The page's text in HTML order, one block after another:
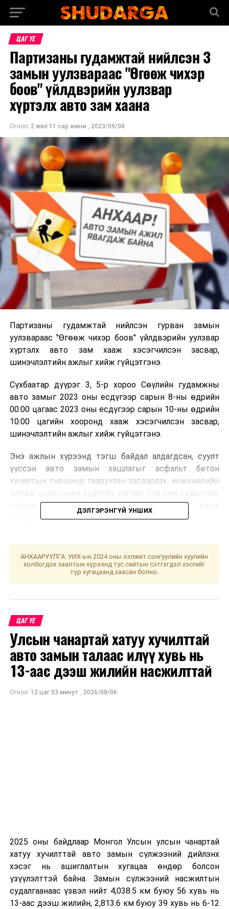
ЦАГ ҮЕ
Партизаны гудамжтай нийлсэн 3
замын уулзвараас "Өгөөж чихэр
боов" үйлдвэрийн уулзвар
хүртэлх авто зам хаана
Огноо: 2 жил 11 сар.өмнө , 2023/09/08
Партизаны гудамжтай нийлсэн гурван замын
уулзвараас "Өгөөж чихэр боов" үйлдвэрийн уулзвар
хүртэлх авто зам хааж хэсэгчилсэн засвар,
шинэчлэлтийн ажлыг хийж гүйцэтгэнэ.
Сүхбаатар дүүрэг 3, 5-р хороо Сөүлийн гудамжны
авто замыг 2023 оны есдүгээр сарын 8-ны өдрийн
00:00 цагаас 2023 оны есдүгээр сарын 10-ны өдрийн
10:00 цагийн хооронд хааж хэсэгчилсэн засвар,
шинэчлэлтийн ажлыг хийж гүйцэтгэнэ.
Энэ ажлын хүрээнд тэгш байдал алдагдсан, суулт
үүссэн авто замын хашлагыг асфальт бетон
хучилтын түвшинд тааруулан засварлах, инженерийн
зорчих хэсэгт асфальтбетон хучилтын ажил
хийгдэнэ.
хөдөлгөөнд оролцоно уу.
Эх сурвалж: Нийслэлийн Замын хөгжлийн газар
УНШСАН:
ДАРААХ МЭДЭЭ
Хууль зүй, дотоод хэргийн сайд Х.Нямбаатар БНФУ-ын
“Орано групп”-ийн Монгол дахь захиралтай уулзлаа
ӨМНӨХ МЭДЭЭ
УБЦТС: Өнөөдөр цахилгаан шугам тоноглолд засвар
үйлчилгээ хийх хуваарь
ДЭЛГЭРЭНГҮЙ УНШИХ
АНХААРУУЛГА: УИХ-ын 2024 оны ээлжит сонгуулийн хуулийн
холбогдох заалтын хүрээнд тус сайтын сэтгэгдэл хэсгийг
түр хугацаанд хаасан болно.
ЦАГ ҮЕ
Улсын чанартай хатуу хучилттай
авто замын талаас илүү хувь нь
13-аас дээш жилийн насжилттай
Огноо: 12 цаг 53 минут , 2026/08/06
2025 оны байдлаар Монгол Улсын улсын чанартай
хатуу хучилттай авто замын сүлжээний дийлэнх
хэсэг нь ашиглалтын хугацаа өндөр болсон
үзүүлэлттэй байна. Замын сүлжээний насжилтын
судалгаанаас үзвэл нийт 4,038.5 км буюу 56 хувь нь
13-аас дээш жилийн, 2,813.6 км буюу 39 хувь нь 6-12